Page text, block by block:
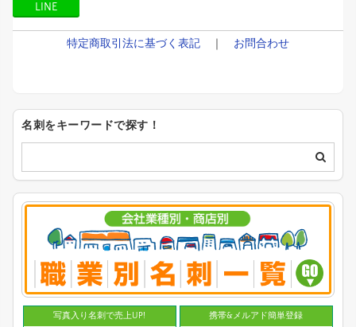
LINE
特定商取引法に基づく表記 お問合わせ
名刺をキーワードで探す！
写真入り名刺で売上UP! 携帯&メルアド簡単登録